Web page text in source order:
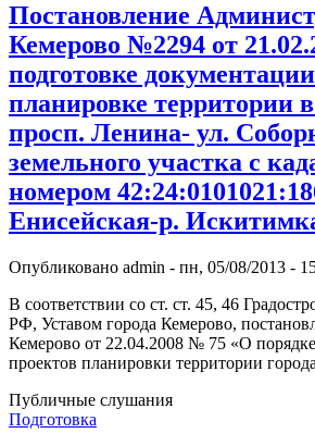
Постановление
Кемерово №2294 от
подготовке
планировке территории
просп. Ленина- ул.
земельного участка с
номером
Енисейская-р.
Опубликовано admin - пн, 05/08/2013 -
В соответствии со ст. ст. 45, 46
РФ, Уставом города Кемерово,
Кемерово от 22.04.2008 № 75 «О
проектов планировки территории
Публичные слушания
Подготовка